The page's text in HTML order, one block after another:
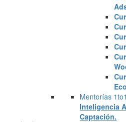
Mentorías
Inteligencia
Captación.